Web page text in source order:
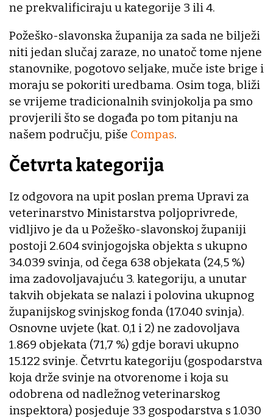
ne prekvalificiraju u kategorije 3 ili 4.
Požeško-slavonska županija za sada ne bilježi
niti jedan slučaj zaraze, no unatoč tome njene
stanovnike, pogotovo seljake, muče iste brige i
moraju se pokoriti uredbama. Osim toga, bliži
se vrijeme tradicionalnih svinjokolja pa smo
provjerili što se događa po tom pitanju na
našem području, piše Compas.
Četvrta kategorija
Iz odgovora na upit poslan prema Upravi za
veterinarstvo Ministarstva poljoprivrede,
vidljivo je da u Požeško-slavonskoj županiji
postoji 2.604 svinjogojska objekta s ukupno
34.039 svinja, od čega 638 objekata (24,5 %)
ima zadovoljavajuću 3. kategoriju, a unutar
takvih objekata se nalazi i polovina ukupnog
županijskog svinjskog fonda (17.040 svinja).
Osnovne uvjete (kat. 0,1 i 2) ne zadovoljava
1.869 objekata (71,7 %) gdje boravi ukupno
15.122 svinje. Četvrtu kategoriju (gospodarstva
koja drže svinje na otvorenome i koja su
odobrena od nadležnog veterinarskog
inspektora) posjeduje 33 gospodarstva s 1.030